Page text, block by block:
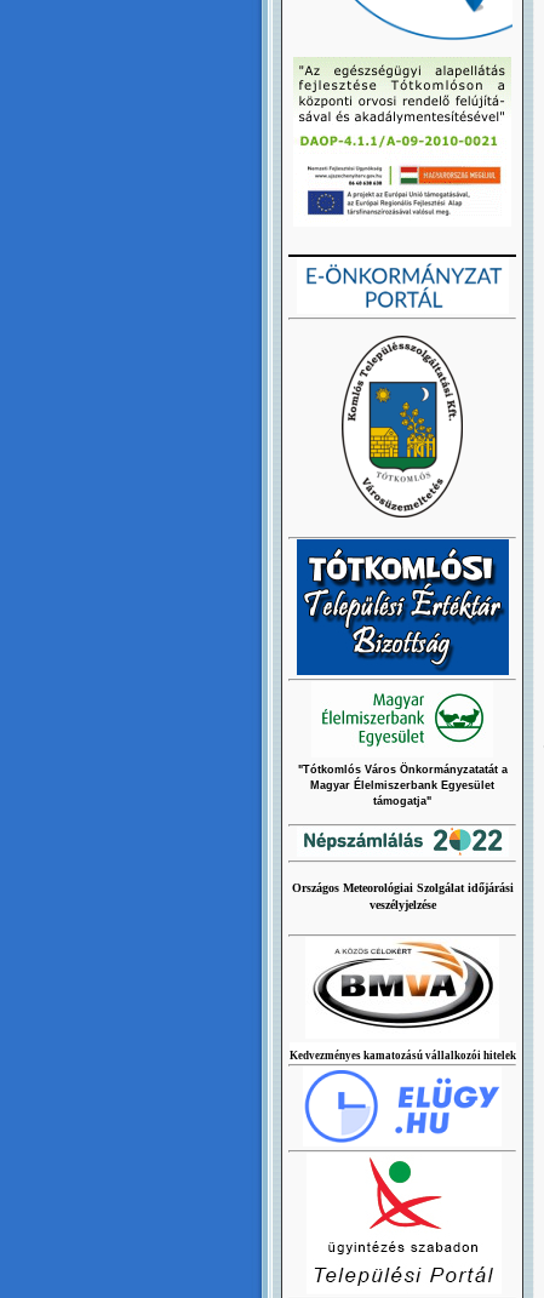
"Tótkomlós Város Önkormányzatatát a
Magyar Élelmiszerbank Egyesület
támogatja"
Országos Meteorológiai Szolgálat időjárási
veszélyjelzése
Kedvezményes kamatozású vállalkozói hitelek